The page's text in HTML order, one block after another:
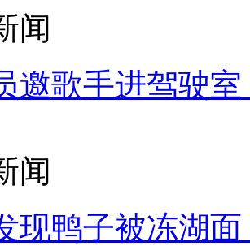
闻
邀歌手进驾驶
闻
现鸭子被冻湖